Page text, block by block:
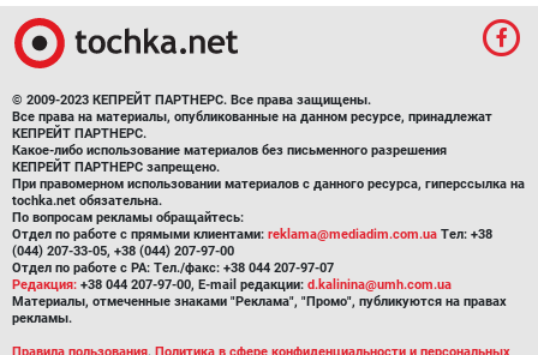
© 2009-2023 КЕПРЕЙТ ПАРТНЕРС. Все права защищены.
Все права на материалы, опубликованные на данном ресурсе, принадлежат
КЕПРЕЙТ ПАРТНЕРС.
Какое-либо использование материалов без письменного разрешения
КЕПРЕЙТ ПАРТНЕРС запрещено.
При правомерном использовании материалов с данного ресурса, гиперссылка на
tochka.net обязательна.
По вопросам рекламы обращайтесь:
Отдел по работе с прямыми клиентами: reklama@mediadim.com.ua Тел: +38
(044) 207-33-05, +38 (044) 207-97-00
Отдел по работе с РА: Тел./факс: +38 044 207-97-07
Редакция: +38 044 207-97-00, E-mail редакции: d.kalinina@umh.com.ua
Материалы, отмеченные знаками "Реклама", "Промо", публикуются на правах
рекламы.